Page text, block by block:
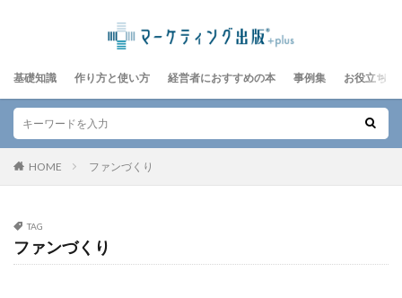
基礎知識 作り方と使い方 経営者におすすめの本 事例集 お役立ちレ
HOME ファンづくり
TAG
ファンづくり